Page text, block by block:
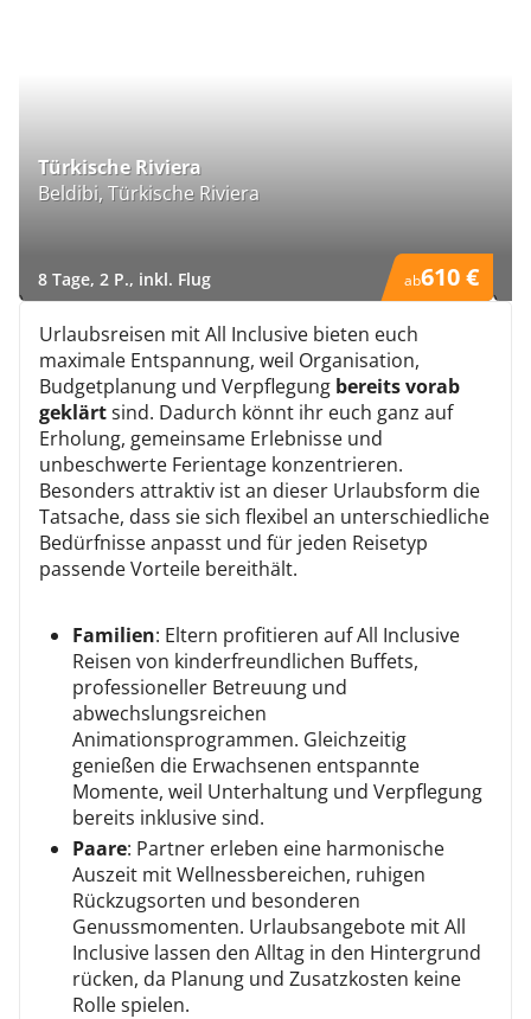
Türkische Riviera
Beldibi, Türkische Riviera
ab610 €
8 Tage, 2 P., inkl. Flug
)
)
Urlaubsreisen mit All Inclusive bieten euch
maximale Entspannung, weil Organisation,
Budgetplanung und Verpflegung bereits vorab
geklärtsind. Dadurch könnt ihr euch ganz auf
Erholung, gemeinsame Erlebnisse und
unbeschwerte Ferientage konzentrieren.
Besonders attraktiv ist an dieser Urlaubsform die
Tatsache, dass sie sich flexibel an unterschiedliche
Bedürfnisse anpasst und für jeden Reisetyp
passende Vorteile bereithält.
Familien: Eltern profitieren auf All Inclusive
Reisen von kinderfreundlichen Buffets,
professioneller Betreuung und
abwechslungsreichen
Animationsprogrammen. Gleichzeitig
genießen die Erwachsenen entspannte
Momente, weil Unterhaltung und Verpflegung
bereits inklusive sind.
Paare: Partner erleben eine harmonische
Auszeit mit Wellnessbereichen, ruhigen
Rückzugsorten und besonderen
Genussmomenten. Urlaubsangebote mit All
Inclusive lassen den Alltag in den Hintergrund
rücken, da Planung und Zusatzkosten keine
Rolle spielen.